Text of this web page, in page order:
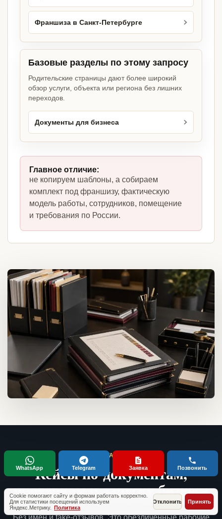
Франшиза в Санкт-Петербурге
Базовые разделы по этому запросу
Родительские страницы дают более широкий
обзор услуги, объекта или региона без лишних
переходов.
Документы для бизнеса
Главное отличие:
не копируем шаблоны, а собираем
комплект под франшизу, фактическую
модель работы, сотрудников, помещение
и требования по России.
ТИПОВЫЕ СИТУАЦИИ КЛИЕНТОВ
Кейсы по документам,
проверкам и запуску бизнеса
Без имен и fake-отзывов. Это обезличенные рабочие
Cookie помогают сайту и формам работать корректно.
Для статистики посещений используем
Яндекс.Метрику. Политика
Отклонить Принять
WhatsApp Telegram Заявка Позвонить